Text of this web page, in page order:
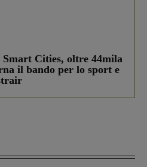
Smart Cities, oltre 44mila
il bando per lo sport e